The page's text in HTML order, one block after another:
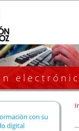
con su
digital